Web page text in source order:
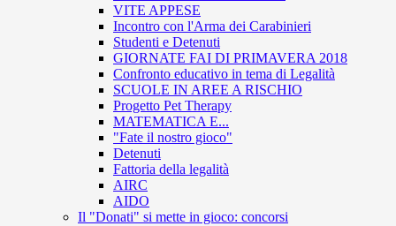
VITE APPESE
Incontro con l'Arma dei Carabinieri
Studenti e Detenuti
GIORNATE FAI DI PRIMAVERA 2018
Confronto educativo in tema di Legalità
SCUOLE IN AREE A RISCHIO
Progetto Pet Therapy
MATEMATICA E...
"Fate il nostro gioco"
Detenuti
Fattoria della legalità
AIRC
AIDO
Il "Donati" si mette in gioco: concorsi